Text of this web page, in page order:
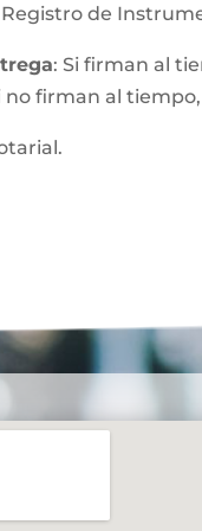
de
: Si firman al
firman al